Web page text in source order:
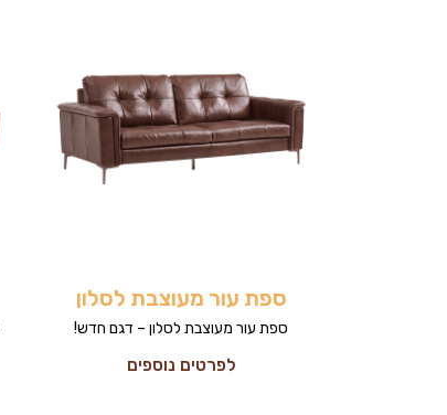
ספת עור מעוצבת לסלון
ספת עור מעוצבת לסלון – דגם חדש!
לפרטים נוספים